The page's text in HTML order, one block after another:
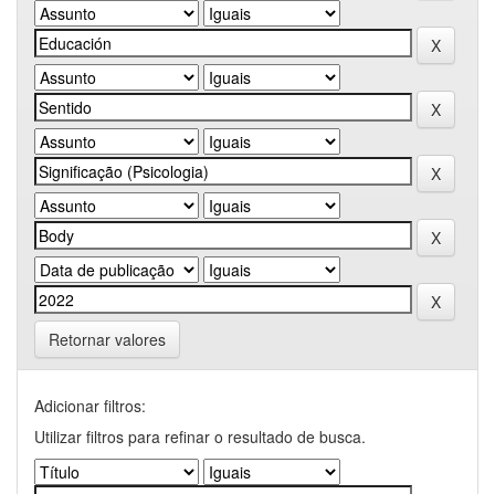
Retornar valores
Adicionar filtros:
Utilizar filtros para refinar o resultado de busca.